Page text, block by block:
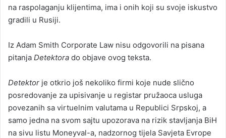
na raspolaganju klijentima, ima i onih koji su svoje iskustvo
gradili u Rusiji.
Iz Adam Smith Corporate Law nisu odgovorili na pisana
pitanja Detektora do objave ovog teksta.
Detektor je otkrio još nekoliko firmi koje nude slično
posredovanje za upisivanje u registar pružaoca usluga
povezanih sa virtuelnim valutama u Republici Srpskoj, a
samo jedna na svom sajtu upozorava na rizik stavljanja BiH
na sivu listu Moneyval-a, nadzornog tijela Savjeta Evrope